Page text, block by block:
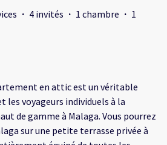
· 4 invités · 1 chambre · 1
en attic est un véritable
les voyageurs individuels à la
de gamme à Malaga. Vous pourrez
sur une petite terrasse privée à